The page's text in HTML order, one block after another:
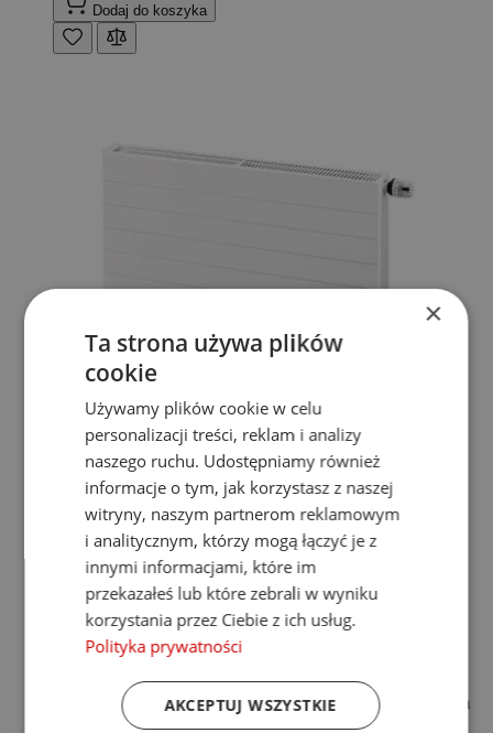
Dodaj do koszyka
Grzejnik pokojowy z podłaczeniem dolnym jednopłytowy
PURMO RAMO RCV11 900x1000
Gwarancja:
10 lat
Kolor:do wyboru
Wysokość:900mm
Szerokość:1000mm
Głębokość:
62mm
Moc (75/65/20°C):1347W
Rodzaj podłączenia dolnego:dolne V
Rozstaw podłączenia dolnego:
Max ciśnienie robocze:
PALETA KOLORÓW PURMO
*Zawiesia, korki, odpowietrznik w komplecie z grzejnikiem
*Zawory nie są w komplecie z grzejnikiem
×
Ta strona używa plików
cookie
Używamy plików cookie w celu
personalizacji treści, reklam i analizy
naszego ruchu. Udostępniamy również
informacje o tym, jak korzystasz z naszej
witryny, naszym partnerom reklamowym
i analitycznym, którzy mogą łączyć je z
innymi informacjami, które im
przekazałeś lub które zebrali w wyniku
korzystania przez Ciebie z ich usług.
Polityka prywatności
AKCEPTUJ WSZYSTKIE